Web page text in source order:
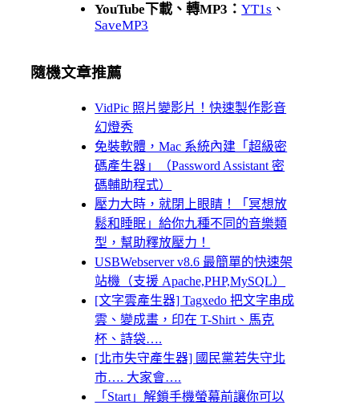
YouTube下載、轉MP3：YT1s 、
SaveMP3
隨機文章推薦
VidPic 照片變影片！快速製作影音
幻燈秀
免裝軟體，Mac 系統內建「超級密
碼產生器」（Password Assistant 密
碼輔助程式）
壓力大時，就閉上眼睛！「冥想放
鬆和睡眠」給你九種不同的音樂類
型，幫助釋放壓力！
USBWebserver v8.6 最簡單的快速架
站機（支援 Apache,PHP,MySQL）
[文字雲產生器] Tagxedo 把文字串成
雲、變成畫，印在 T-Shirt、馬克
杯、詩袋….
[北市失守產生器] 國民黨若失守北
市…. 大家會….
「Start」解鎖手機螢幕前讓你可以